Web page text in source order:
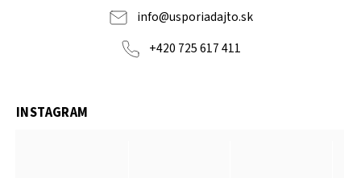
info@usporiadajto.sk
+420 725 617 411
INSTAGRAM